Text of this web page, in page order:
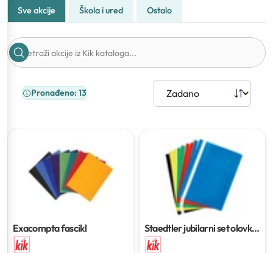
Sve akcije Škola i ured Ostalo
Pronađeno: 13
Exacompta fascikl
Staedtler jubilarni set olovki
3 kom